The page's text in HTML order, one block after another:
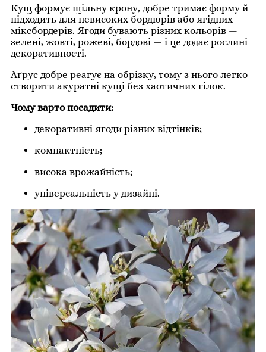
Кущ формує щільну крону, добре тримає форму й
підходить для невисоких бордюрів або ягідних
міксбордерів. Ягоди бувають різних кольорів —
зелені, жовті, рожеві, бордові — і це додає рослині
декоративності.
Аґрус добре реагує на обрізку, тому з нього легко
створити акуратні кущі без хаотичних гілок.
Чому варто посадити:
декоративні ягоди різних відтінків;
компактність;
висока врожайність;
універсальність у дизайні.